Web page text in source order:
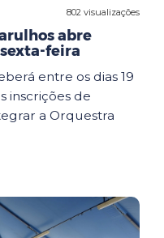
802 visualizações
abre
feira
entre os dias 19
inscrições de
a Orquestra